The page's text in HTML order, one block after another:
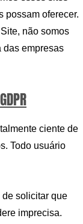
possam oferecer.
não somos
das empresas
ciente de
Todo usuário
de solicitar que
imprecisa.